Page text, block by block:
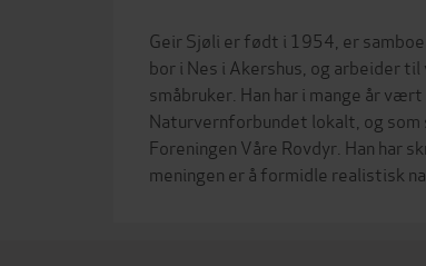
Geir Sjøli er født i 1954, er
bor i Nes i Akershus, og arbeider
småbruker. Han har i mange år
Naturvernforbundet lokalt, og
Foreningen Våre Rovdyr. Han har